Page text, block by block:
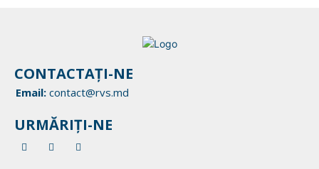
CONTACTAȚI-NE
Email: contact@rvs.md
URMĂRIȚI-NE